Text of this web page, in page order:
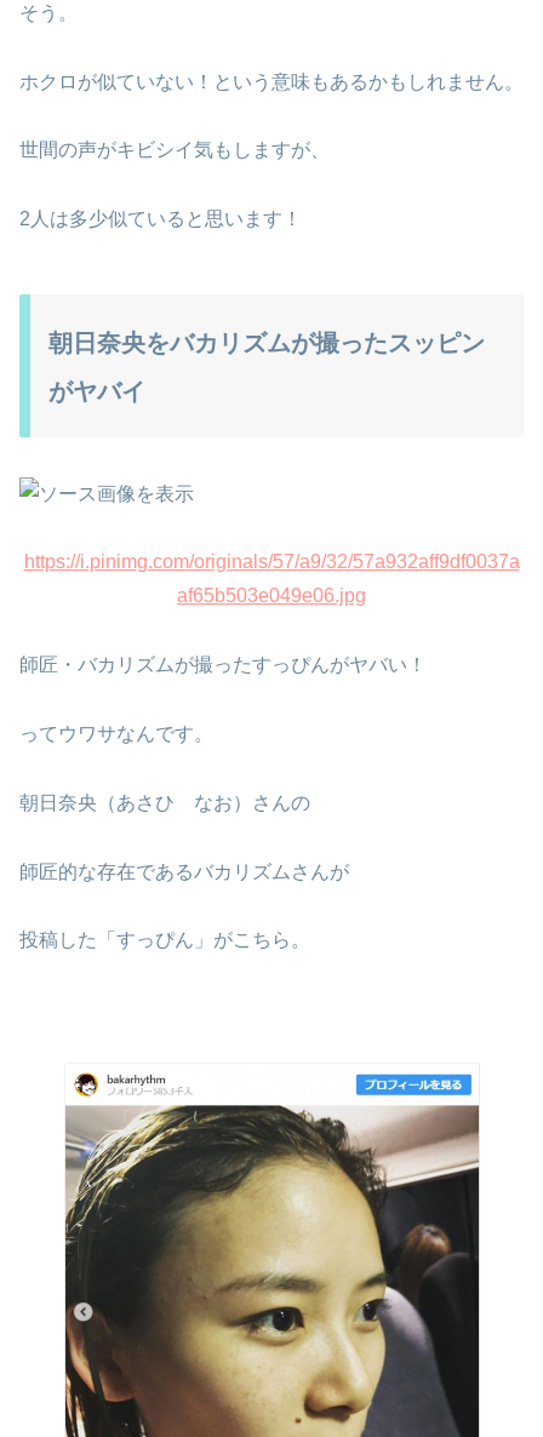
そう。
ホクロが似ていない！という意味もあるかもしれません。
世間の声がキビシイ気もしますが、
2人は多少似ていると思います！
朝日奈央をバカリズムが撮ったスッピン
がヤバイ
https://i.pinimg.com/originals/57/a9/32/57a932aff9df0037a
af65b503e049e06.jpg
師匠・バカリズムが撮ったすっぴんがヤバい！
ってウワサなんです。
朝日奈央（あさひ なお）さんの
師匠的な存在であるバカリズムさんが
投稿した「すっぴん」がこちら。